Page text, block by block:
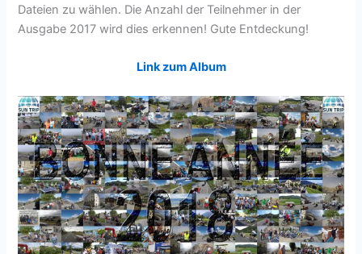
Dateien zu wählen. Die Anzahl der Teilnehmer in der
Ausgabe 2017 wird dies erkennen! Gute Entdeckung!
Link zum Album